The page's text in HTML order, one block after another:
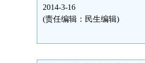
2014-3-16
(责任编辑：民生编辑)